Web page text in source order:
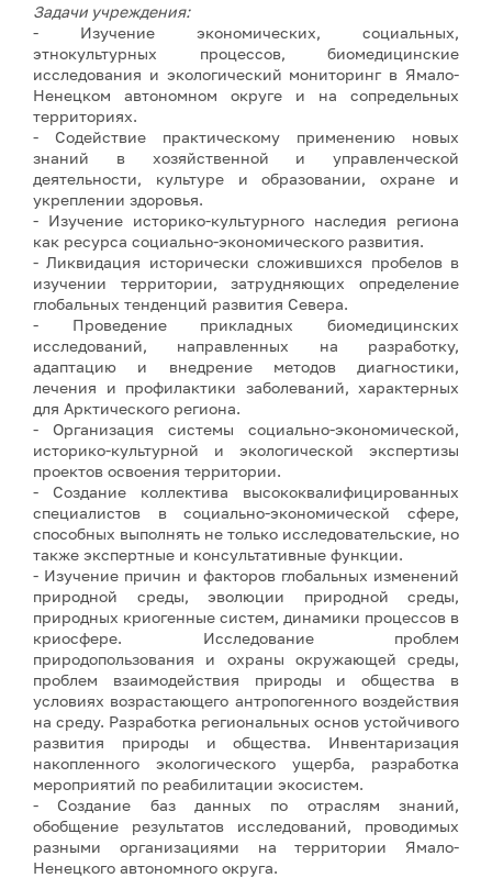
Задачи учреждения:
- Изучение экономических, социальных,
этнокультурных процессов, биомедицинские
исследования и экологический мониторинг в Ямало-
Ненецком автономном округе и на сопредельных
территориях.
- Содействие практическому применению новых
знаний в хозяйственной и управленческой
деятельности, культуре и образовании, охране и
укреплении здоровья.
- Изучение историко-культурного наследия региона
как ресурса социально-экономического развития.
- Ликвидация исторически сложившихся пробелов в
изучении территории, затрудняющих определение
глобальных тенденций развития Севера.
- Проведение прикладных биомедицинских
исследований, направленных на разработку,
адаптацию и внедрение методов диагностики,
лечения и профилактики заболеваний, характерных
для Арктического региона.
- Организация системы социально-экономической,
историко-культурной и экологической экспертизы
проектов освоения территории.
- Создание коллектива высококвалифицированных
специалистов в социально-экономической сфере,
способных выполнять не только исследовательские, но
также экспертные и консультативные функции.
- Изучение причин и факторов глобальных изменений
природной среды, эволюции природной среды,
природных криогенные систем, динамики процессов в
криосфере. Исследование проблем
природопользования и охраны окружающей среды,
проблем взаимодействия природы и общества в
условиях возрастающего антропогенного воздействия
на среду. Разработка региональных основ устойчивого
развития природы и общества. Инвентаризация
накопленного экологического ущерба, разработка
мероприятий по реабилитации экосистем.
- Создание баз данных по отраслям знаний,
обобщение результатов исследований, проводимых
разными организациями на территории Ямало-
Ненецкого автономного округа.